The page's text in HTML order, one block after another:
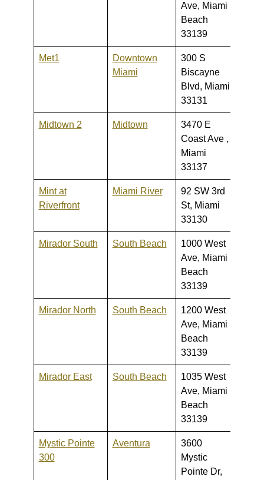
Ave, Miami
Beach
33139
Met1
Downtown
Miami
300 S
Biscayne
Blvd, Miami
33131
Midtown 2 Midtown
3470 E
Coast Ave ,
Miami
33137
Mint at
Riverfront
Miami River
92 SW 3rd
St, Miami
33130
Mirador South South Beach
1000 West
Ave, Miami
Beach
33139
Mirador North South Beach
1200 West
Ave, Miami
Beach
33139
Mirador East South Beach
1035 West
Ave, Miami
Beach
33139
Mystic Pointe
300
Aventura
3600
Mystic
Pointe Dr,